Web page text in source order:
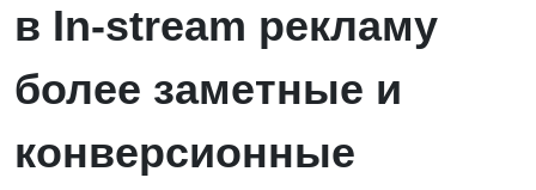
в In-stream рекламу
более заметные и
конверсионные